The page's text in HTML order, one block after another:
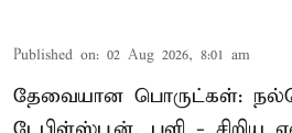
Published on: 02 Aug 2026, 8:01 am
தேவையான பொருட்கள்: